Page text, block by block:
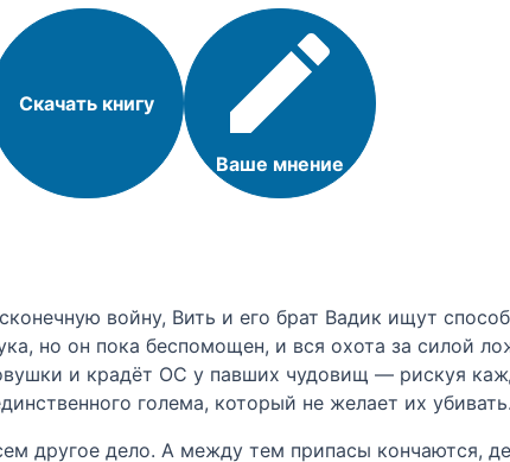
Скачать книгу
Ваше мнение
войну, Вить и его брат Вадик ищут
но он пока беспомощен, и вся охота за силой
и крадёт ОС у павших чудовищ — рискуя
голема, который не желает их убивать.
другое дело. А между тем припасы кончаются,